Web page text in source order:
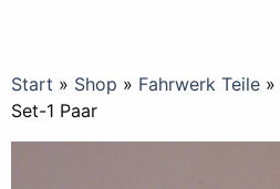
Start » Shop » Fahrwerk Teile »
Set-1 Paar